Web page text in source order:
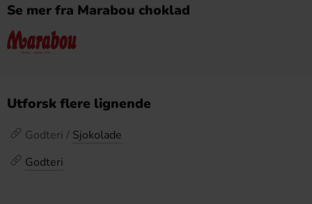
Se mer fra Marabou choklad
Utforsk flere lignende
Godteri / Sjokolade
Godteri